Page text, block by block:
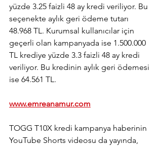
yüzde 3.25 faizli 48 ay kredi veriliyor. Bu
seçenekte aylık geri ödeme tutarı
48.968 TL. Kurumsal kullanıcılar için
geçerli olan kampanyada ise 1.500.000
TL krediye yüzde 3.3 faizli 48 ay kredi
veriliyor. Bu kredinin aylık geri ödemesi
ise 64.561 TL.
www.emreanamur.com
TOGG T10X kredi kampanya haberinin
YouTube Shorts videosu da yayında,